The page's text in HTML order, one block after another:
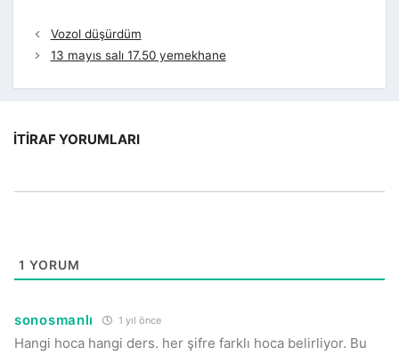
Vozol düşürdüm
13 mayıs salı 17.50 yemekhane
İTIRAF YORUMLARI
1 YORUM
sonosmanlı 1 yıl önce
Hangi hoca hangi ders. her şifre farklı hoca belirliyor. Bu